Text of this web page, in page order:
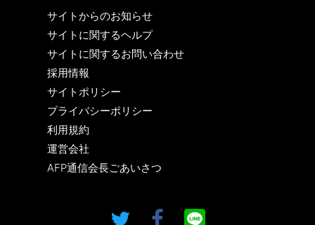
サイトからのお知らせ
サイトに関するヘルプ
サイトに関するお問い合わせ
採用情報
サイトポリシー
プライバシーポリシー
利用規約
運営会社
AFP通信会長ごあいさつ